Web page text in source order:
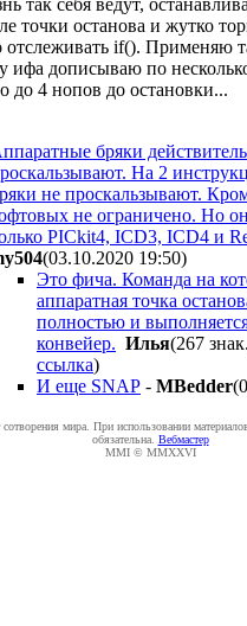
точки останова и жутко
отслеживать if(). Применяю
ифа дописываю по
до 4 нопов до остановки...
бряки
На 2
не проскальзывают.
не ограничено. Но
PICkit4, ICD3, ICD4 и
(03.10.2020 19:50)
Это фича. Команда на
аппаратная точка
полностью и
конвейер. Илья(267
ссылка)
И еще SNAP - MBedder
мира. При использовании
обязательна. Вебмастер
MMI © MMXXVI